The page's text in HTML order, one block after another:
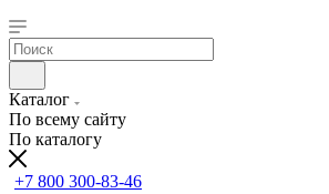
Каталог
По всему сайту
По каталогу
+7 800 300-83-46